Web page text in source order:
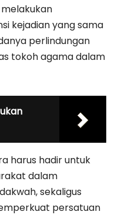
kejadian yang sama
perlindungan
tokoh agama dalam
harus hadir untuk
dalam
sekaligus
persatuan